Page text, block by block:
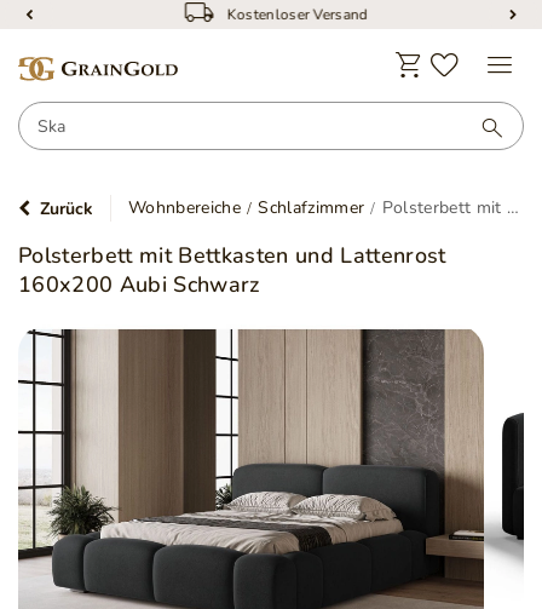
Kostenloser Versand
Zurück Wohnbereiche Schlafzimmer Polsterbett mit Bettkasten und Lattenrost 160x200 Aubi Schwarz
Polsterbett mit Bettkasten und Lattenrost
160x200 Aubi Schwarz